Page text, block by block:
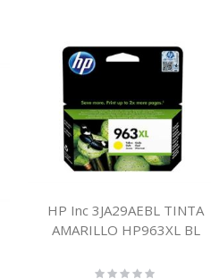
HP Inc 3JA29AEBL TINTA
AMARILLO HP963XL BL
Rating: